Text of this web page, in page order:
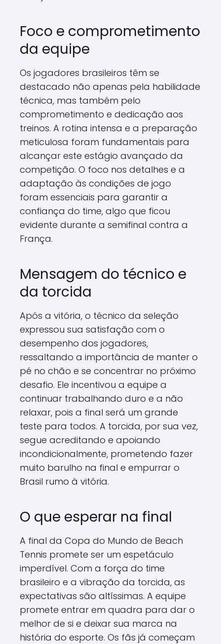
Foco e comprometimento
da equipe
Os jogadores brasileiros têm se
destacado não apenas pela habilidade
técnica, mas também pelo
comprometimento e dedicação aos
treinos. A rotina intensa e a preparação
meticulosa foram fundamentais para
alcançar este estágio avançado da
competição. O foco nos detalhes e a
adaptação às condições de jogo
foram essenciais para garantir a
confiança do time, algo que ficou
evidente durante a semifinal contra a
França.
Mensagem do técnico e
da torcida
Após a vitória, o técnico da seleção
expressou sua satisfação com o
desempenho dos jogadores,
ressaltando a importância de manter o
pé no chão e se concentrar no próximo
desafio. Ele incentivou a equipe a
continuar trabalhando duro e a não
relaxar, pois a final será um grande
teste para todos. A torcida, por sua vez,
segue acreditando e apoiando
incondicionalmente, prometendo fazer
muito barulho na final e empurrar o
Brasil rumo à vitória.
O que esperar na final
A final da Copa do Mundo de Beach
Tennis promete ser um espetáculo
imperdível. Com a força do time
brasileiro e a vibração da torcida, as
expectativas são altíssimas. A equipe
promete entrar em quadra para dar o
melhor de si e deixar sua marca na
história do esporte. Os fãs já começam